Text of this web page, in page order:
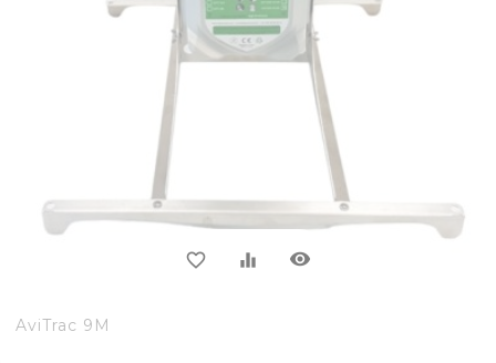
favorite_border equalizer visibility
AviTrac 9M